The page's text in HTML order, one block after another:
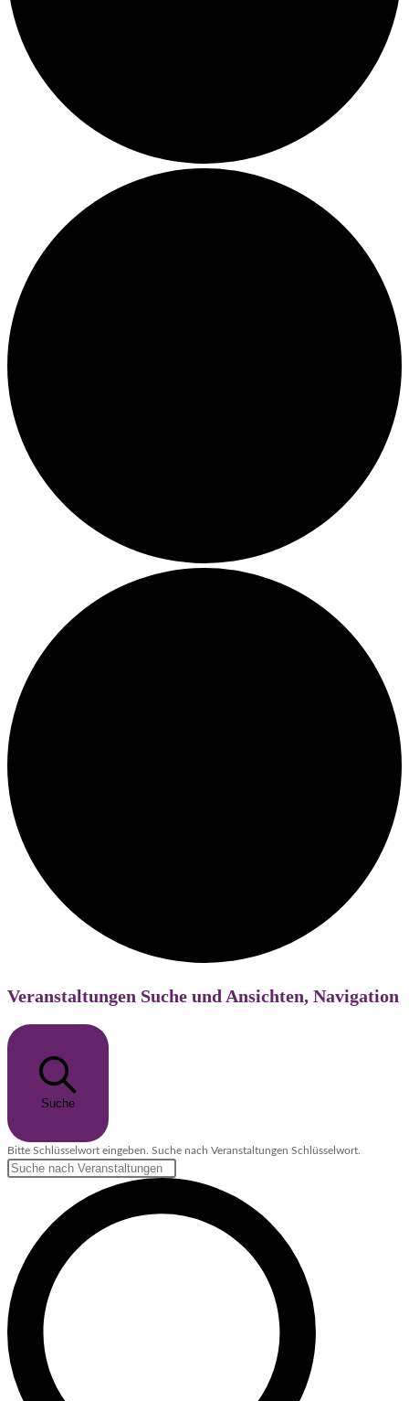
Veranstaltungen Suche und Ansichten, Navigation
Suche
Bitte Schlüsselwort eingeben. Suche nach Veranstaltungen Schlüsselwort.